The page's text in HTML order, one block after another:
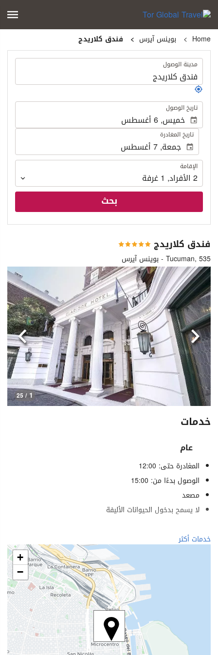
Home بوينس آيرس
فندق كلاريدج
. مدينة الوصول
. تاريخ الوصول
تاريخ المغادرة
الإقامة
الإقامة
2 الأفراد,
1غرفة
بحث
فندق كلاريدج
Tucuman, 535 - بوينس آيرس
1
/ 25
السابق
خدمات
عام
المغادرة حتى: 12:00
الوصول بدءًا من: 15:00
مصعد
لا يسمح بدخول الحيوانات الأليفة
خدمات الاستقبال
الطعام والمشروبات
خدمات أكثر
+
−